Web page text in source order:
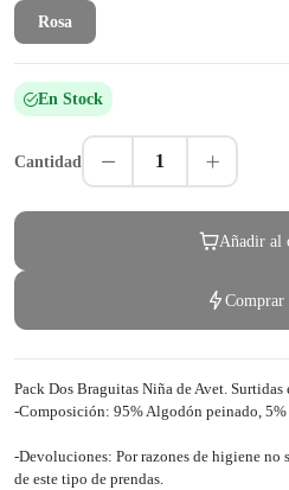
Rosa
En Stock
Cantidad 1
Añadir al
Comprar
Pack Dos Braguitas Niña de Avet.
-Composición: 95% Algodón peinado, 5%
-Devoluciones: Por razones de higiene
de este tipo de prendas.